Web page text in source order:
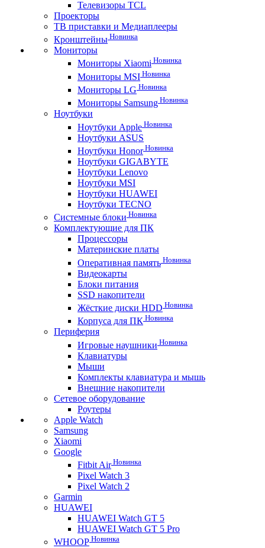
Телевизоры TCL
Проекторы
ТВ приставки и Медиаплееры
Кронштейны Новинка
Мониторы
Мониторы Xiaomi Новинка
Мониторы MSI Новинка
Мониторы LG Новинка
Мониторы Samsung Новинка
Ноутбуки
Ноутбуки Apple Новинка
Ноутбуки ASUS
Ноутбуки HonorНовинка
Ноутбуки GIGABYTE
Ноутбуки Lenovo
Ноутбуки MSI
Ноутбуки HUAWEI
Ноутбуки TECNO
Системные блоки Новинка
Комплектующие для ПК
Процессоры
Материнские платы
Оперативная память Новинка
Видеокарты
Блоки питания
SSD накопители
Жёсткие диски HDD Новинка
Корпуса для ПК Новинка
Периферия
Игровые наушники Новинка
Клавиатуры
Мыши
Комплекты клавиатура и мышь
Внешние накопители
Сетевое оборудование
Роутеры
Apple Watch
Samsung
Xiaomi
Google
Fitbit AirНовинка
Pixel Watch 3
Pixel Watch 2
Garmin
HUAWEI
HUAWEI Watch GT 5
HUAWEI Watch GT 5 Pro
WHOOP Новинка